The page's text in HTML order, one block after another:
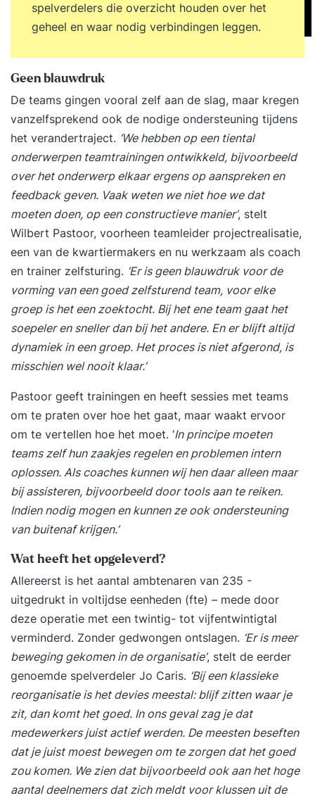
spelverdelers die overzicht houden over het
geheel en waar nodig verbindingen leggen.
Geen blauwdruk
De teams gingen vooral zelf aan de slag, maar kregen
vanzelfsprekend ook de nodige ondersteuning tijdens
het verandertraject. ‘We hebben op een tiental
onderwerpen teamtrainingen ontwikkeld, bijvoorbeeld
over het onderwerp elkaar ergens op aanspreken en
feedback geven. Vaak weten we niet hoe we dat
moeten doen, op een constructieve manier’, stelt
Wilbert Pastoor, voorheen teamleider projectrealisatie,
een van de kwartiermakers en nu werkzaam als coach
en trainer zelfsturing. ‘Er is geen blauwdruk voor de
vorming van een goed zelfsturend team, voor elke
groep is het een zoektocht. Bij het ene team gaat het
soepeler en sneller dan bij het andere. En er blijft altijd
dynamiek in een groep. Het proces is niet afgerond, is
misschien wel nooit klaar.’
Pastoor geeft trainingen en heeft sessies met teams
om te praten over hoe het gaat, maar waakt ervoor
om te vertellen hoe het moet. ‘In principe moeten
teams zelf hun zaakjes regelen en problemen intern
oplossen. Als coaches kunnen wij hen daar alleen maar
bij assisteren, bijvoorbeeld door tools aan te reiken.
Indien nodig mogen en kunnen ze ook ondersteuning
van buitenaf krijgen.’
Wat heeft het opgeleverd?
Allereerst is het aantal ambtenaren van 235 -
uitgedrukt in voltijdse eenheden (fte) – mede door
deze operatie met een twintig- tot vijfentwintigtal
verminderd. Zonder gedwongen ontslagen. ‘Er is meer
beweging gekomen in de organisatie’, stelt de eerder
genoemde spelverdeler Jo Caris. ‘Bij een klassieke
reorganisatie is het devies meestal: blijf zitten waar je
zit, dan komt het goed. In ons geval zag je dat
medewerkers juist actief werden. De meesten beseften
dat je juist moest bewegen om te zorgen dat het goed
zou komen. We zien dat bijvoorbeeld ook aan het hoge
aantal deelnemers dat zich meldt voor klussen uit de